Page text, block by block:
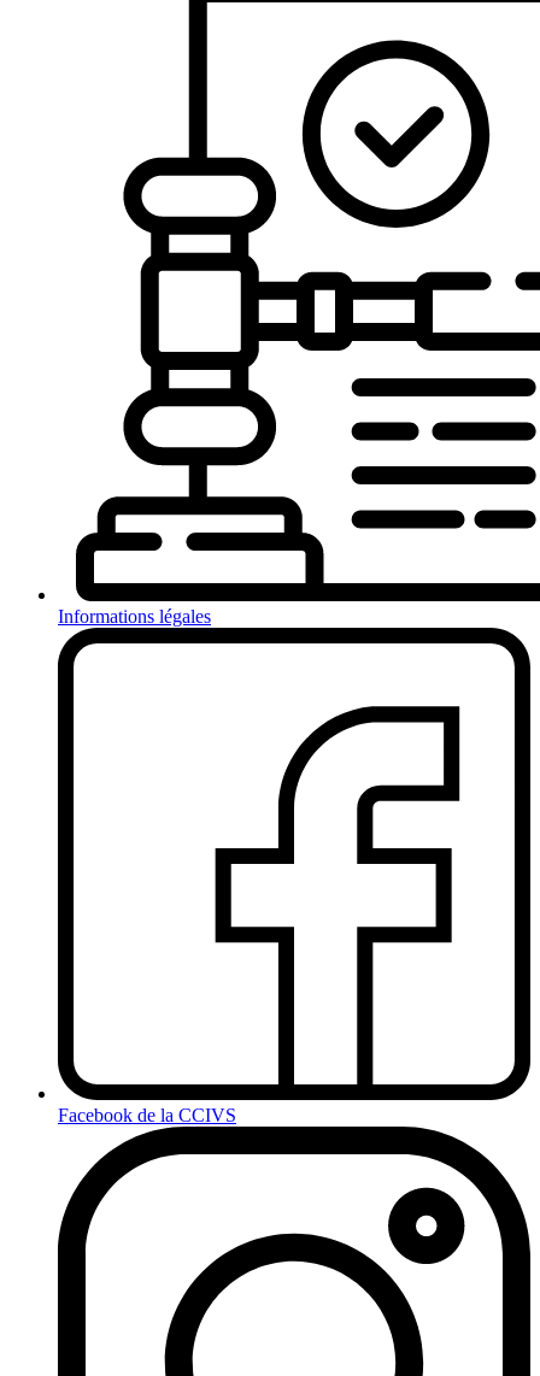
Informations légales
Facebook de la CCIVS